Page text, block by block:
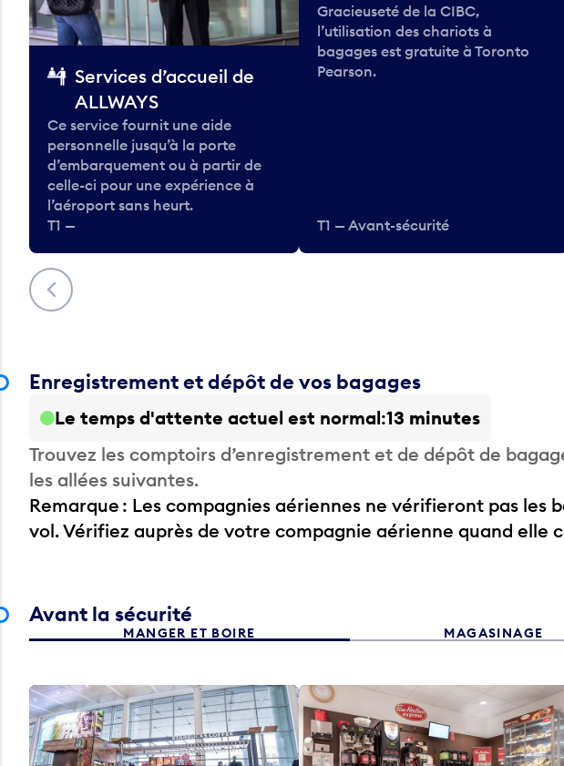
Précédent
Services d’accueil de
ALLWAYS
Ce service fournit une aide
personnelle jusqu’à la porte
d’embarquement ou à partir de
celle-ci pour une expérience à
l’aéroport sans heurt.
T1 —
Gracieuseté de la CIBC,
l’utilisation des chariots à
bagages est gratuite à Toronto
Pearson.
T1 — Avant-sécurité
Enregistrement et dépôt de vos bagages
Le temps d'attente actuel est normal 13 minutes
Trouvez les comptoirs d’enregistrement et de dépôt de
les allées suivantes.
Remarque : Les compagnies aériennes ne vérifieront pas les
vol. Vérifiez auprès de votre compagnie aérienne quand elle
Avant la sécurité
MANGER ET BOIRE MAGASINAGE